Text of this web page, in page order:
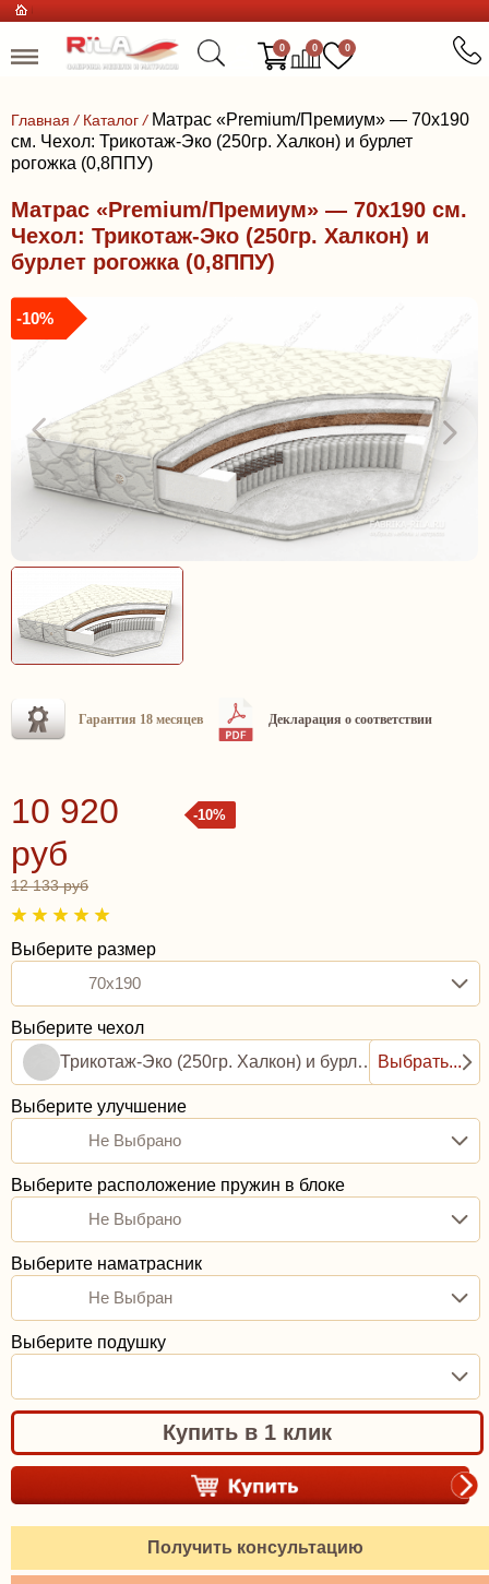
0 0 0
Главная / Каталог / Матрас «Premium/Премиум» — 70x190
см. Чехол: Трикотаж-Эко (250гр. Халкон) и бурлет
рогожка (0,8ППУ)
Матрас «Premium/Премиум» — 70x190 см.
Чехол: Трикотаж-Эко (250гр. Халкон) и
бурлет рогожка (0,8ППУ)
-10%
Гарантия 18 месяцев Декларация о соответствии
-10%
10 920
руб
12 133 руб
Выберите размер
70x190
Выберите чехол
Трикотаж-Эко (250гр. Халкон) и бурлет рогожка (0,8ППУ)
Выбрать...
Выберите улучшение
Не Выбрано
Выберите расположение пружин в блоке
Не Выбрано
Выберите наматрасник
Не Выбран
Выберите подушку
Купить в 1 клик
Получить консультацию